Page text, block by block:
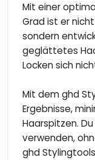
Mit einer
Grad ist er
sondern
geglättetes
Locken sich
Mit dem ghd
Ergebnisse,
Haarspitzen.
verwenden,
ghd